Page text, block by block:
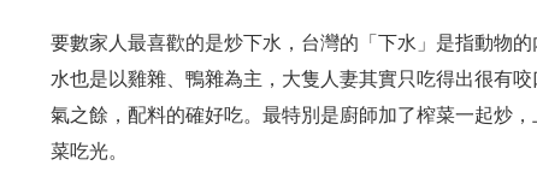
要數家人最喜歡的是炒下水，台灣的「下水」是指動物
水也是以雞雜、鴨雜為主，大隻人妻其實只吃得出很有
氣之餘，配料的確好吃。最特別是廚師加了榨菜一起炒
菜吃光。